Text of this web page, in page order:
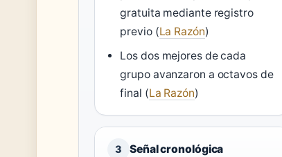
gratuita mediante registro
previo (La Razón)
Los dos mejores de cada
grupo avanzaron a octavos de
final (La Razón)
3 Señal cronológica